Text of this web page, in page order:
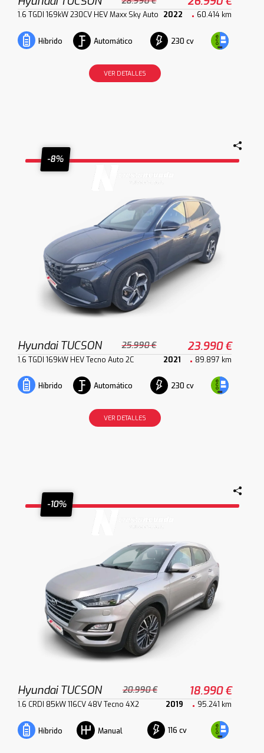
1.6 TGDI 169kW 230CV HEV Maxx Sky Auto 2022 60.414 km
Híbrido Automático 230 cv
VER DETALLES
-8%
Hyundai TUCSON 25.990 € 23.990 €
1.6 TGDI 169kW HEV Tecno Auto 2C 2021 89.897 km
Híbrido Automático 230 cv
VER DETALLES
-10%
Hyundai TUCSON 20.990 € 18.990 €
1.6 CRDI 85kW 116CV 48V Tecno 4X2 2019 95.241 km
Híbrido Manual 116 cv